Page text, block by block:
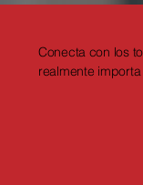
Conecta con los
realmente importa